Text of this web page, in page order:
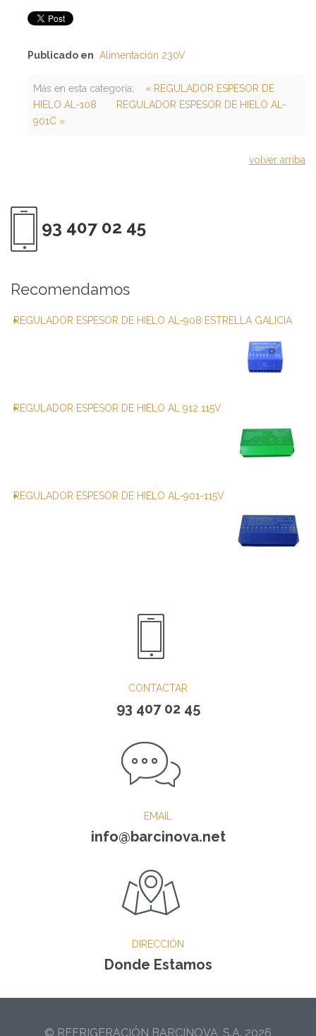
Publicado en Alimentación 230V
Más en esta categoría:
« REGULADOR ESPESOR DE
HIELO AL-108
REGULADOR ESPESOR DE HIELO AL-
901C »
volver arriba
93 407 02 45
Recomendamos
REGULADOR ESPESOR DE HIELO AL-908 ESTRELLA GALICIA
REGULADOR ESPESOR DE HIELO AL 912 115V
REGULADOR ESPESOR DE HIELO AL-901-115V
CONTACTAR
93 407 02 45
EMAIL
info@barcinova.net
DIRECCIÓN
Donde Estamos
© REFRIGERACIÓN BARCINOVA, S.A. 2026